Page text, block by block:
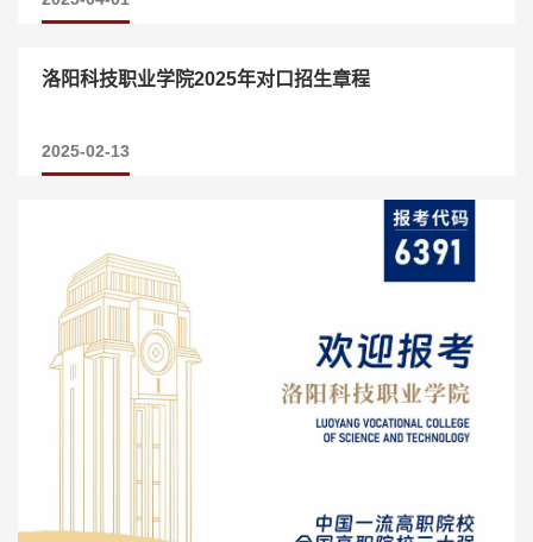
洛阳科技职业学院2025年对口招生章程
2025-02-13